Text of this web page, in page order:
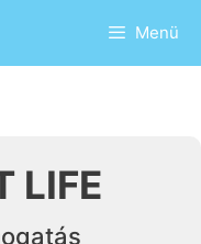
Menü
LIFE